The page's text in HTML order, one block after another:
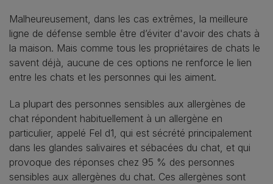
Malheureusement, dans les cas extrêmes, la meilleure
ligne de défense semble être d’éviter d'avoir des chats à
la maison. Mais comme tous les propriétaires de chats le
savent déjà, aucune de ces options ne renforce le lien
entre les chats et les personnes qui les aiment.
La plupart des personnes sensibles aux allergènes de
chat répondent habituellement à un allergène en
particulier, appelé Fel d1, qui est sécrété principalement
dans les glandes salivaires et sébacées du chat, et qui
provoque des réponses chez 95 % des personnes
sensibles aux allergènes du chat. Ces allergènes sont